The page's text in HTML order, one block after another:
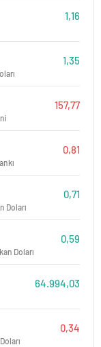
1,16
Doları
1,35
157,77
0,81
Doları
0,71
/ Amerikan Doları
0,59
64.994,03
Doları
0,34